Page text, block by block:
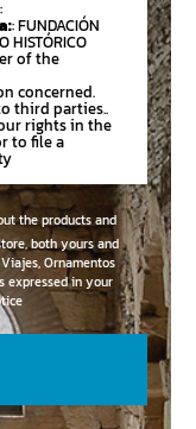
: FUNDACIÓN
HISTÓRICO
of the
concerned.
third parties..
rights in the
to file a
the products and
both yours and
Ornamentos
expressed in your